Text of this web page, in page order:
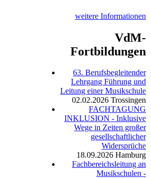
weitere Informationen
VdM-
Fortbildungen
63. Berufsbegleitender
Lehrgang Führung und
Leitung einer Musikschule
02.02.2026 Trossingen
FACHTAGUNG
INKLUSION - Inklusive
Wege in Zeiten großer
gesellschaftlicher
Widersprüche
18.09.2026 Hamburg
Fachbereichsleitung an
Musikschulen -